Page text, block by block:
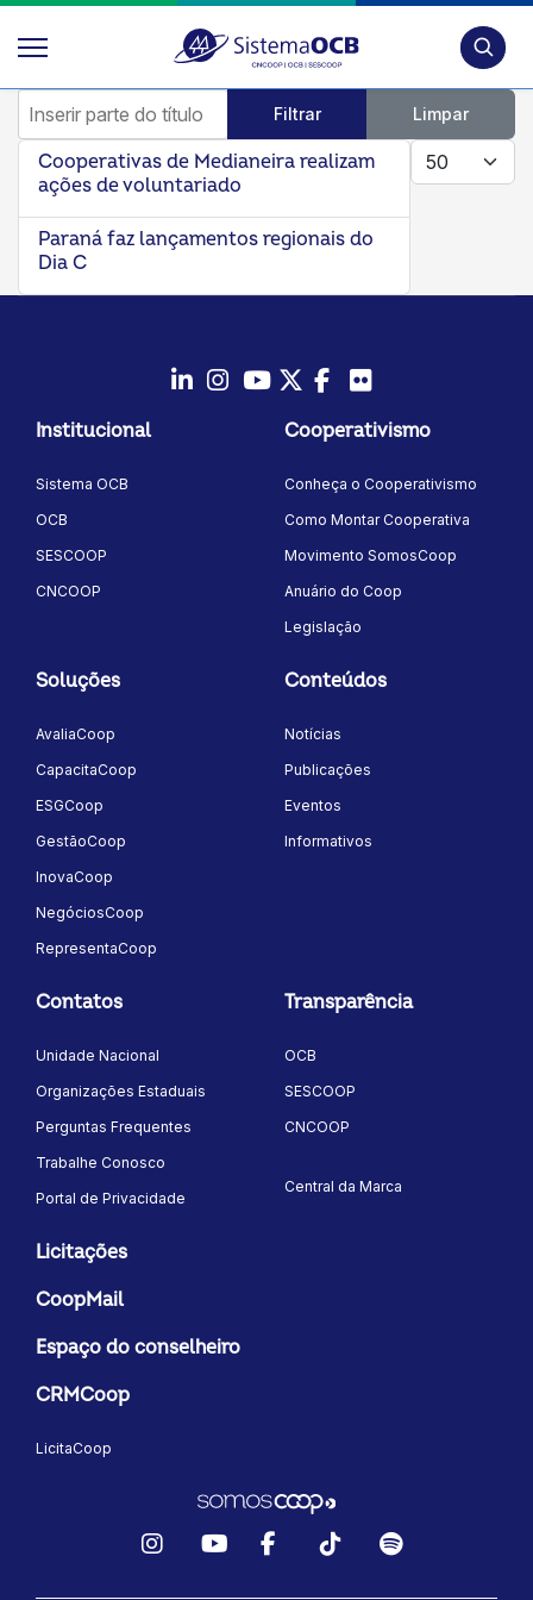
Inserir parte do título
Filtrar Limpar
Mostrar #
Cooperativas de Medianeira realizam
ações de voluntariado
Paraná faz lançamentos regionais do
Dia C
Instagram
YoutubeTwitter/X
Facebook
Institucional
Sistema OCB
OCB
SESCOOP
CNCOOP
Cooperativismo
Conheça o Cooperativismo
Como Montar Cooperativa
Movimento SomosCoop
Anuário do Coop
Legislação
Soluções
AvaliaCoop
CapacitaCoop
ESGCoop
GestãoCoop
InovaCoop
NegóciosCoop
RepresentaCoop
Conteúdos
Notícias
Publicações
Eventos
Informativos
Contatos
Unidade Nacional
Organizações Estaduais
Perguntas Frequentes
Trabalhe Conosco
Portal de Privacidade
Transparência
OCB
SESCOOP
CNCOOP
Central da Marca
Licitações
CoopMail
Espaço do conselheiro
CRMCoop
LicitaCoop